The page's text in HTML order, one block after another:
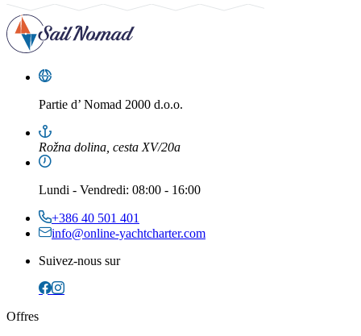
Partie d’ Nomad 2000 d.o.o.
Rožna dolina, cesta XV/20a
Lundi - Vendredi: 08:00 - 16:00
+386 40 501 401
info@online-yachtcharter.com
Suivez-nous sur
Offres